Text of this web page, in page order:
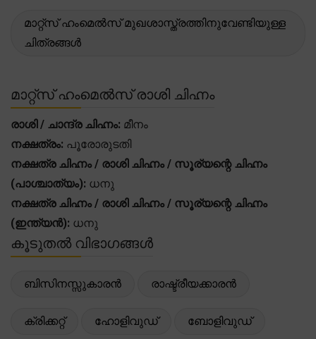
മാറ്റ്സ് ഹംമെൽസ് മുഖശാസ്ത്രത്തിനുവേണ്ടിയുള്ള
ചിത്രങ്ങൾ
മാറ്റ്സ് ഹംമെൽസ് രാശി ചിഹ്നം
രാശി / ചാന്ദ്ര ചിഹ്നം: മീനം
നക്ഷത്രം: പൂരോരുടതി
നക്ഷത്ര ചിഹ്നം / രാശി ചിഹ്നം / സൂര്യന്റെ ചിഹ്നം
(പാശ്ചാത്യം): ധനു
നക്ഷത്ര ചിഹ്നം / രാശി ചിഹ്നം / സൂര്യന്റെ ചിഹ്നം
(ഇന്ത്യൻ): ധനു
കൂടുതൽ വിഭാഗങ്ങൾ
ബിസിനസ്സുകാരൻ രാഷ്ട്രീയക്കാരൻ
ക്രിക്കറ്റ് ഹോളിവുഡ് ബോളിവുഡ്